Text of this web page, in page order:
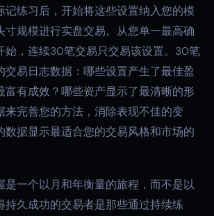
记练习后，开始将这些设置纳入您的模
寸规模进行实盘交易。从您单一最高确
始，连续30笔交易只交易该设置。30笔
交易日志数据：哪些设置产生了最佳盈
富有成效？哪些资产显示了最清晰的形
来完善您的方法，消除表现不佳的变
数据显示最适合您的交易风格和市场的
是一个以月和年衡量的旅程，而不是以
持久成功的交易者是那些通过持续练